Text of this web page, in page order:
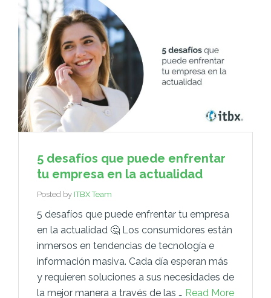
5 desafíos que puede enfrentar
tu empresa en la actualidad
Posted by ITBX Team
5 desafíos que puede enfrentar tu empresa
en la actualidad 🤔 Los consumidores están
inmersos en tendencias de tecnología e
información masiva. Cada día esperan más
y requieren soluciones a sus necesidades de
la mejor manera a través de las … Read More